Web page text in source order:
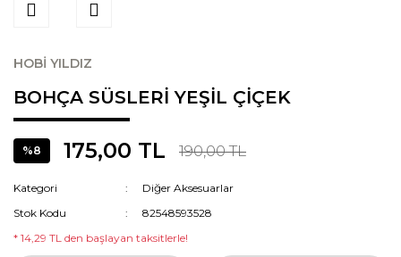
HOBİ YILDIZ
BOHÇA SÜSLERİ YEŞİL ÇİÇEK
%8 175,00 TL 190,00 TL
Kategori
Diğer Aksesuarlar
Stok Kodu
82548593528
* 14,29 TL den başlayan taksitlerle!